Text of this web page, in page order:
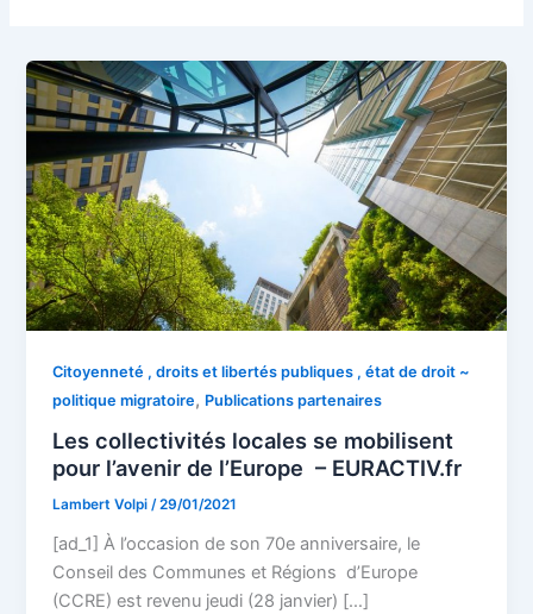
Citoyenneté , droits et libertés publiques , état de droit ~
politique migratoire, Publications partenaires
Les collectivités locales se mobilisent
pour l’avenir de l’Europe – EURACTIV.fr
Lambert Volpi/29/01/2021
[ad_1] À l’occasion de son 70e anniversaire, le
Conseil des Communes et Régions d’Europe
(CCRE) est revenu jeudi (28 janvier) […]